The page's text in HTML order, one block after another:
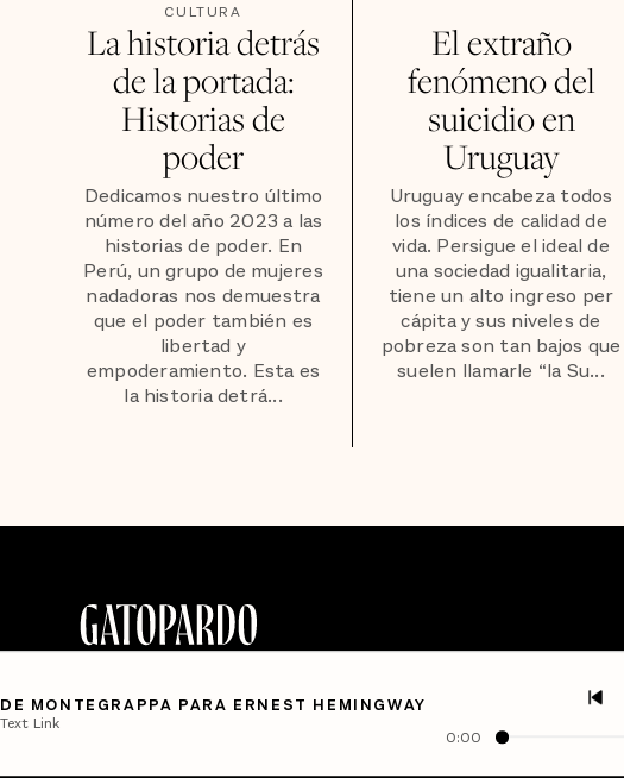
CULTURA
La historia detrás
de la portada:
Historias de
poder
Dedicamos nuestro último
número del año 2023 a las
historias de poder. En
Perú, un grupo de mujeres
nadadoras nos demuestra
que el poder también es
libertad y
empoderamiento. Esta es
la historia detrá...
El extraño
fenómeno del
suicidio en
Uruguay
Uruguay encabeza todos
los índices de calidad de
vida. Persigue el ideal de
una sociedad igualitaria,
tiene un alto ingreso per
cápita y sus niveles de
pobreza son tan bajos que
suelen llamarle “la Su...
DE MONTEGRAPPA PARA ERNEST HEMINGWAY
Text Link
0:00